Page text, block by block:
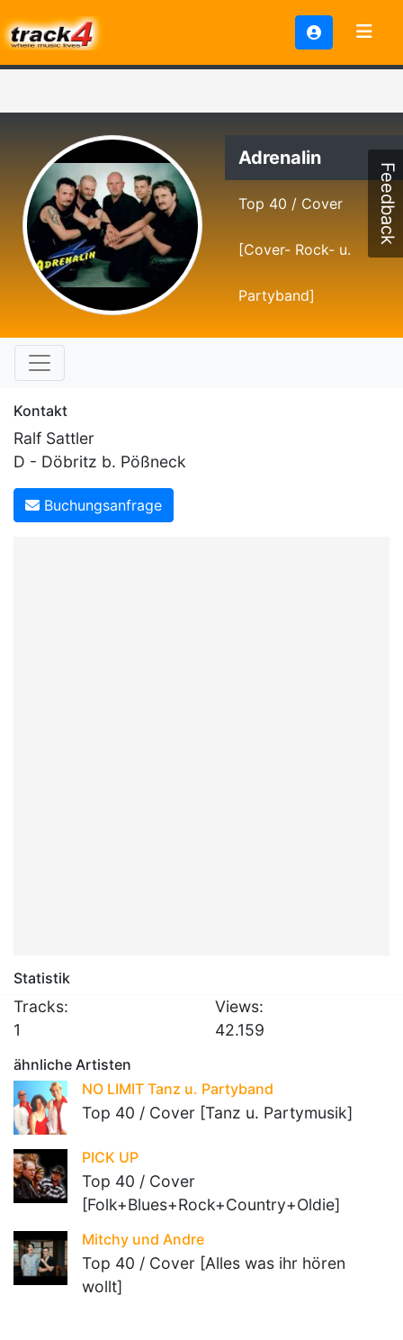
Adrenalin
Top 40 / Cover
[Cover- Rock- u.
Partyband]
Kontakt
Ralf Sattler
D - Döbritz b. Pößneck
Buchungsanfrage
Statistik
Tracks:
1
Views:
42.159
ähnliche Artisten
NO LIMIT Tanz u. Partyband
Top 40 / Cover [Tanz u. Partymusik]
PICK UP
Top 40 / Cover
[Folk+Blues+Rock+Country+Oldie]
Mitchy und Andre
Top 40 / Cover [Alles was ihr hören
wollt]
Feedback